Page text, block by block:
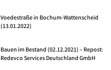
Voedestraße in Bochum-Wattenscheid
(13.01.2022)
Bauen im Bestand (02.12.2021) – Repost:
Redevco Services Deutschland GmbH